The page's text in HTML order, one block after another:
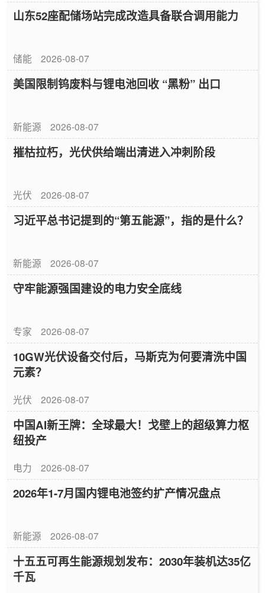
山东52座配储场站完成改造具备联合调用能力
储能 2026-08-07
美国限制钨废料与锂电池回收 “黑粉” 出口
新能源 2026-08-07
摧枯拉朽，光伏供给端出清进入冲刺阶段
光伏 2026-08-07
习近平总书记提到的“第五能源”，指的是什么？
新能源 2026-08-07
守牢能源强国建设的电力安全底线
专家 2026-08-07
10GW光伏设备交付后，马斯克为何要清洗中国
元素？
光伏 2026-08-07
中国AI新王牌：全球最大！戈壁上的超级算力枢
纽投产
电力 2026-08-07
2026年1-7月国内锂电池签约扩产情况盘点
新能源 2026-08-07
十五五可再生能源规划发布：2030年装机达35亿
千瓦